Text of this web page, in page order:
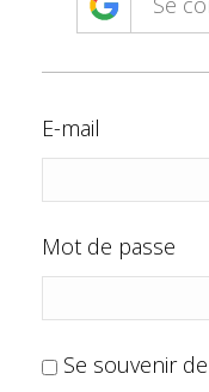
E-mail
Mot de passe
Se souvenir